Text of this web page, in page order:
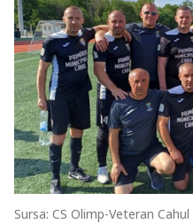
Sursa: CS Olimp-Veteran Cahul